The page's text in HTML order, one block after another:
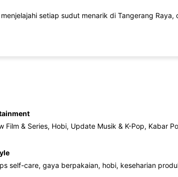
setiap sudut menarik di Tangerang
Film & Series, Hobi, Update Musik & K-Pop, Kabar
self-care, gaya berpakaian, hobi, keseharian